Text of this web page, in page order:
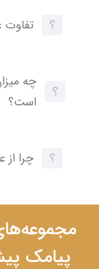
تفاوت
چه
است؟
چرا از
پیامک